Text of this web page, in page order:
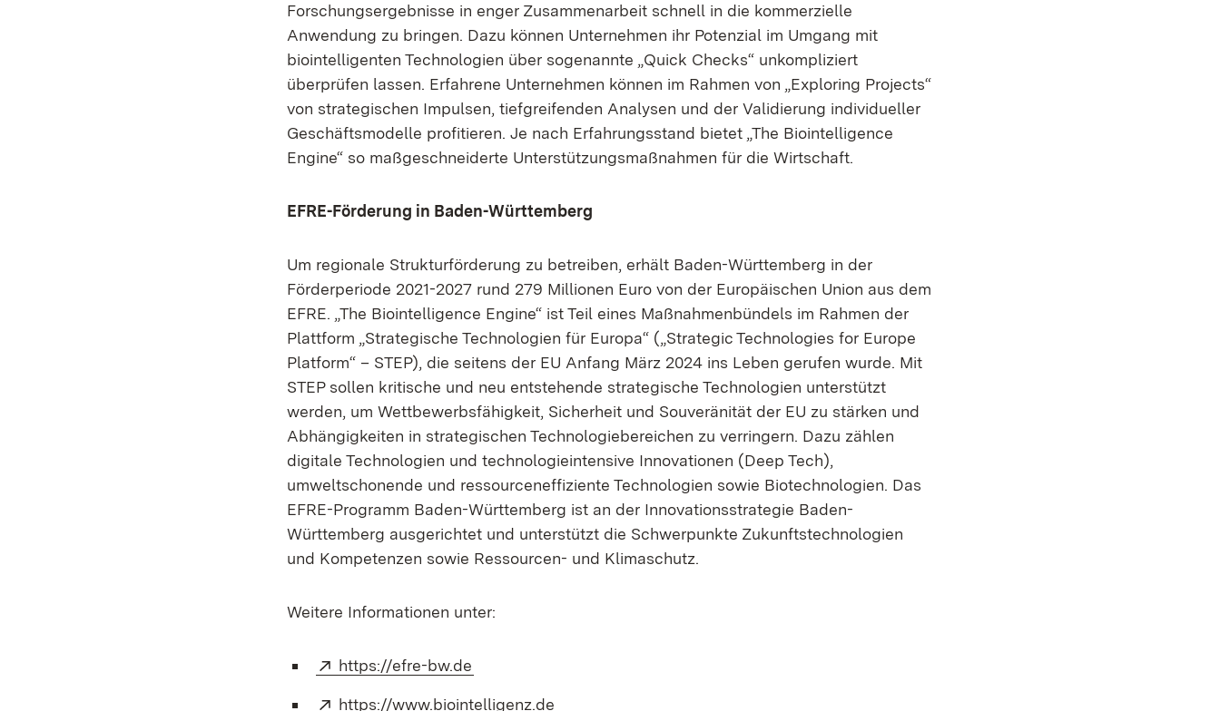
Forschungsergebnisse in enger Zusammenarbeit schnell in die kommerzielle
Anwendung zu bringen. Dazu können Unternehmen ihr Potenzial im Umgang mit
biointelligenten Technologien über sogenannte „Quick Checks“ unkompliziert
überprüfen lassen. Erfahrene Unternehmen können im Rahmen von „Exploring Projects“
von strategischen Impulsen, tiefgreifenden Analysen und der Validierung individueller
Geschäftsmodelle profitieren. Je nach Erfahrungsstand bietet „The Biointelligence
Engine“ so maßgeschneiderte Unterstützungsmaßnahmen für die Wirtschaft.
EFRE-Förderung in Baden-Württemberg
Um regionale Strukturförderung zu betreiben, erhält Baden-Württemberg in der
Förderperiode 2021-2027 rund 279 Millionen Euro von der Europäischen Union aus dem
EFRE. „The Biointelligence Engine“ ist Teil eines Maßnahmenbündels im Rahmen der
Plattform „Strategische Technologien für Europa“ („Strategic Technologies for Europe
Platform“ – STEP), die seitens der EU Anfang März 2024 ins Leben gerufen wurde. Mit
STEP sollen kritische und neu entstehende strategische Technologien unterstützt
werden, um Wettbewerbsfähigkeit, Sicherheit und Souveränität der EU zu stärken und
Abhängigkeiten in strategischen Technologiebereichen zu verringern. Dazu zählen
digitale Technologien und technologieintensive Innovationen (Deep Tech),
umweltschonende und ressourceneffiziente Technologien sowie Biotechnologien. Das
EFRE-Programm Baden-Württemberg ist an der Innovationsstrategie Baden-
Württemberg ausgerichtet und unterstützt die Schwerpunkte Zukunftstechnologien
und Kompetenzen sowie Ressourcen- und Klimaschutz.
Weitere Informationen unter:
Extern:
https://efre-bw.de
Extern:
https://www.biointelligenz.de